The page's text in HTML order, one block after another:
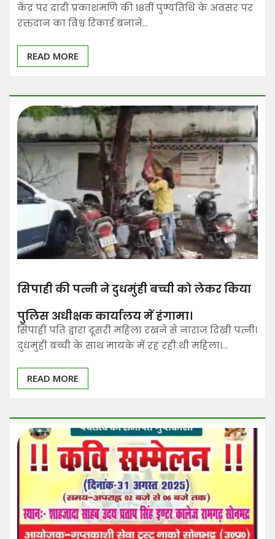
केंद्र पर दादी प्रकाशमणि की 18वीं पुण्यतिथि के अवसर पर
रक्तदान का विश्व रिकार्ड बनाने…
READ MORE
सिपाही की पत्नी ने दुधमुंही बच्ची को लेकर किया
पुलिस अधीक्षक कार्यालय में हंगामा।
सिपाही पति द्वारा दूसरी महिला रखने से नाराज दिखी पत्नी।
दुधमुंही बच्ची के साथ मायके में रह रही थी महिला।…
READ MORE